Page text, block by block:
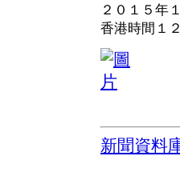
２０１５年
香港時間１
新聞資料